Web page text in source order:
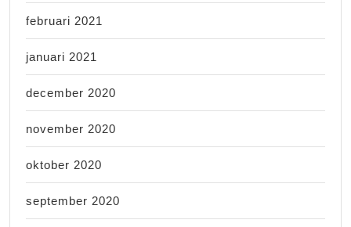
februari 2021
januari 2021
december 2020
november 2020
oktober 2020
september 2020